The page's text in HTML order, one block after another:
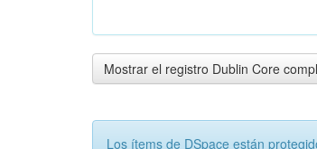
Mostrar el registro Dublin Core
Los ítems de DSpace están